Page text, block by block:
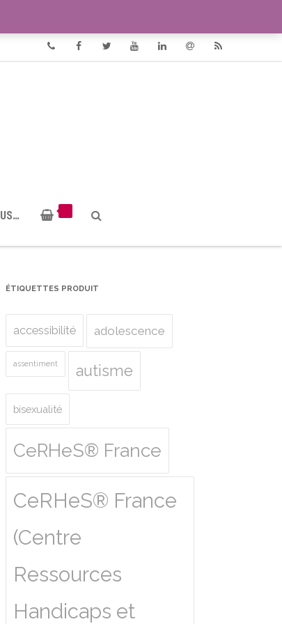
ÉTIQUETTES PRODUIT
accessibilité adolescence
assentiment autisme
bisexualité
CeRHeS® France
CeRHeS® France
(Centre
Ressources
Handicaps et